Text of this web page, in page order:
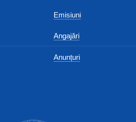
Emisiuni
Angajări
Anunțuri